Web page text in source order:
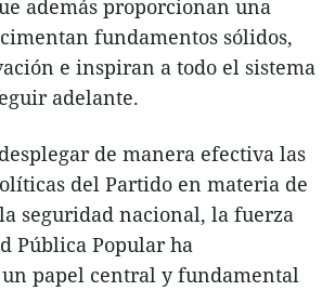
además proporcionan una
fundamentos sólidos,
e inspiran a todo el sistema
adelante.
de manera efectiva las
del Partido en materia de
seguridad nacional, la fuerza
Pública Popular ha
un papel central y fundamental